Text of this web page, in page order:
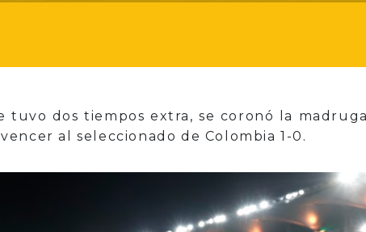
dos tiempos extra, se coronó la
al seleccionado de Colombia 1-0.